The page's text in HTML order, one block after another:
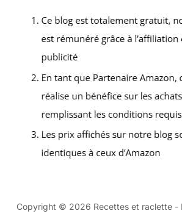
Copyright © 2026 Recettes et raclette -